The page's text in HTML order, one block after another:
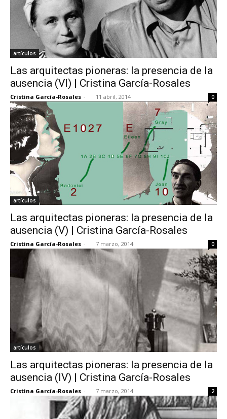
artículos
Las arquitectas pioneras: la presencia de la
ausencia (VI) | Cristina García-Rosales
Cristina García-Rosales - 11 abril, 2014 0
artículos
Las arquitectas pioneras: la presencia de la
ausencia (V) | Cristina García-Rosales
Cristina García-Rosales - 7 marzo, 2014 0
artículos
Las arquitectas pioneras: la presencia de la
ausencia (IV) | Cristina García-Rosales
Cristina García-Rosales - 7 marzo, 2014 2